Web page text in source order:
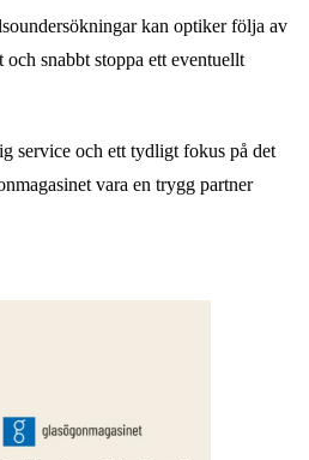
kan optiker följa av
snabbt stoppa ett eventuellt
service och ett tydligt fokus på det
vara en trygg partner